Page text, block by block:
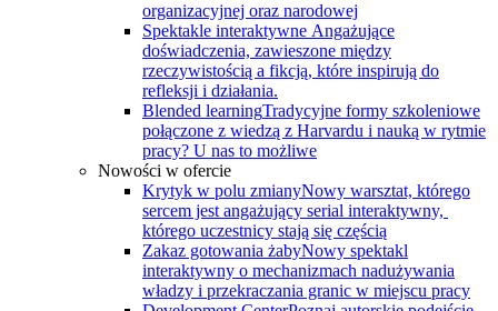
organizacyjnej oraz narodowej
Spektakle interaktywne Angażujące
doświadczenia, zawieszone między
rzeczywistością a fikcją, które inspirują do
refleksji i działania.
Blended learningTradycyjne formy szkoleniowe
połączone z wiedzą z Harvardu i nauką w rytmie
pracy? U nas to możliwe
Nowości w ofercie
Krytyk w polu zmianyNowy warsztat, którego
sercem jest angażujący serial interaktywny, ​
którego uczestnicy stają się częścią
Zakaz gotowania żabyNowy spektakl
interaktywny o mechanizmach nadużywania
władzy i przekraczania granic w miejscu pracy